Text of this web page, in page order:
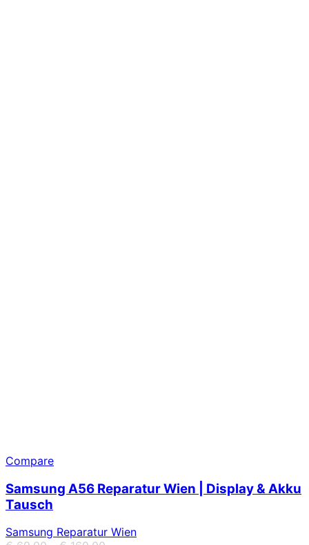
Compare
Samsung A56 Reparatur Wien | Display & Akku
Tausch
Samsung Reparatur Wien